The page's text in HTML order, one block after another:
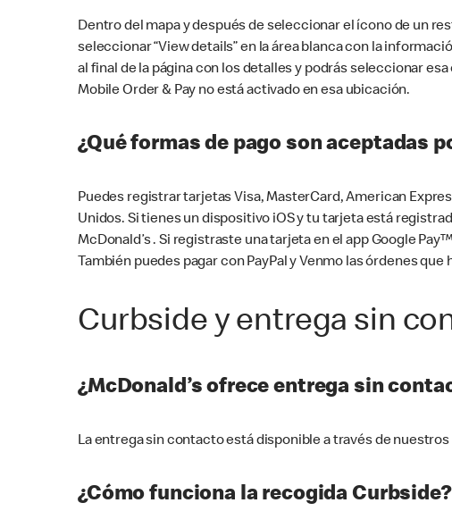
Dentro del mapa y después de seleccionar el ícono de un
seleccionar “View details” en la área blanca con la
al final de la página con los detalles y podrás seleccionar
Mobile Order & Pay no está activado en esa ubicación.
¿Qué formas de pago son aceptadas
Puedes registrar tarjetas Visa, MasterCard, American
Unidos. Si tienes un dispositivo iOS y tu tarjeta está
McDonald’s . Si registraste una tarjeta en el app Google
También puedes pagar con PayPal y Venmo las órdenes que
Curbside y entrega sin
¿McDonald’s ofrece entrega sin
La entrega sin contacto está disponible a través de
¿Cómo funciona la recogida Curbside?